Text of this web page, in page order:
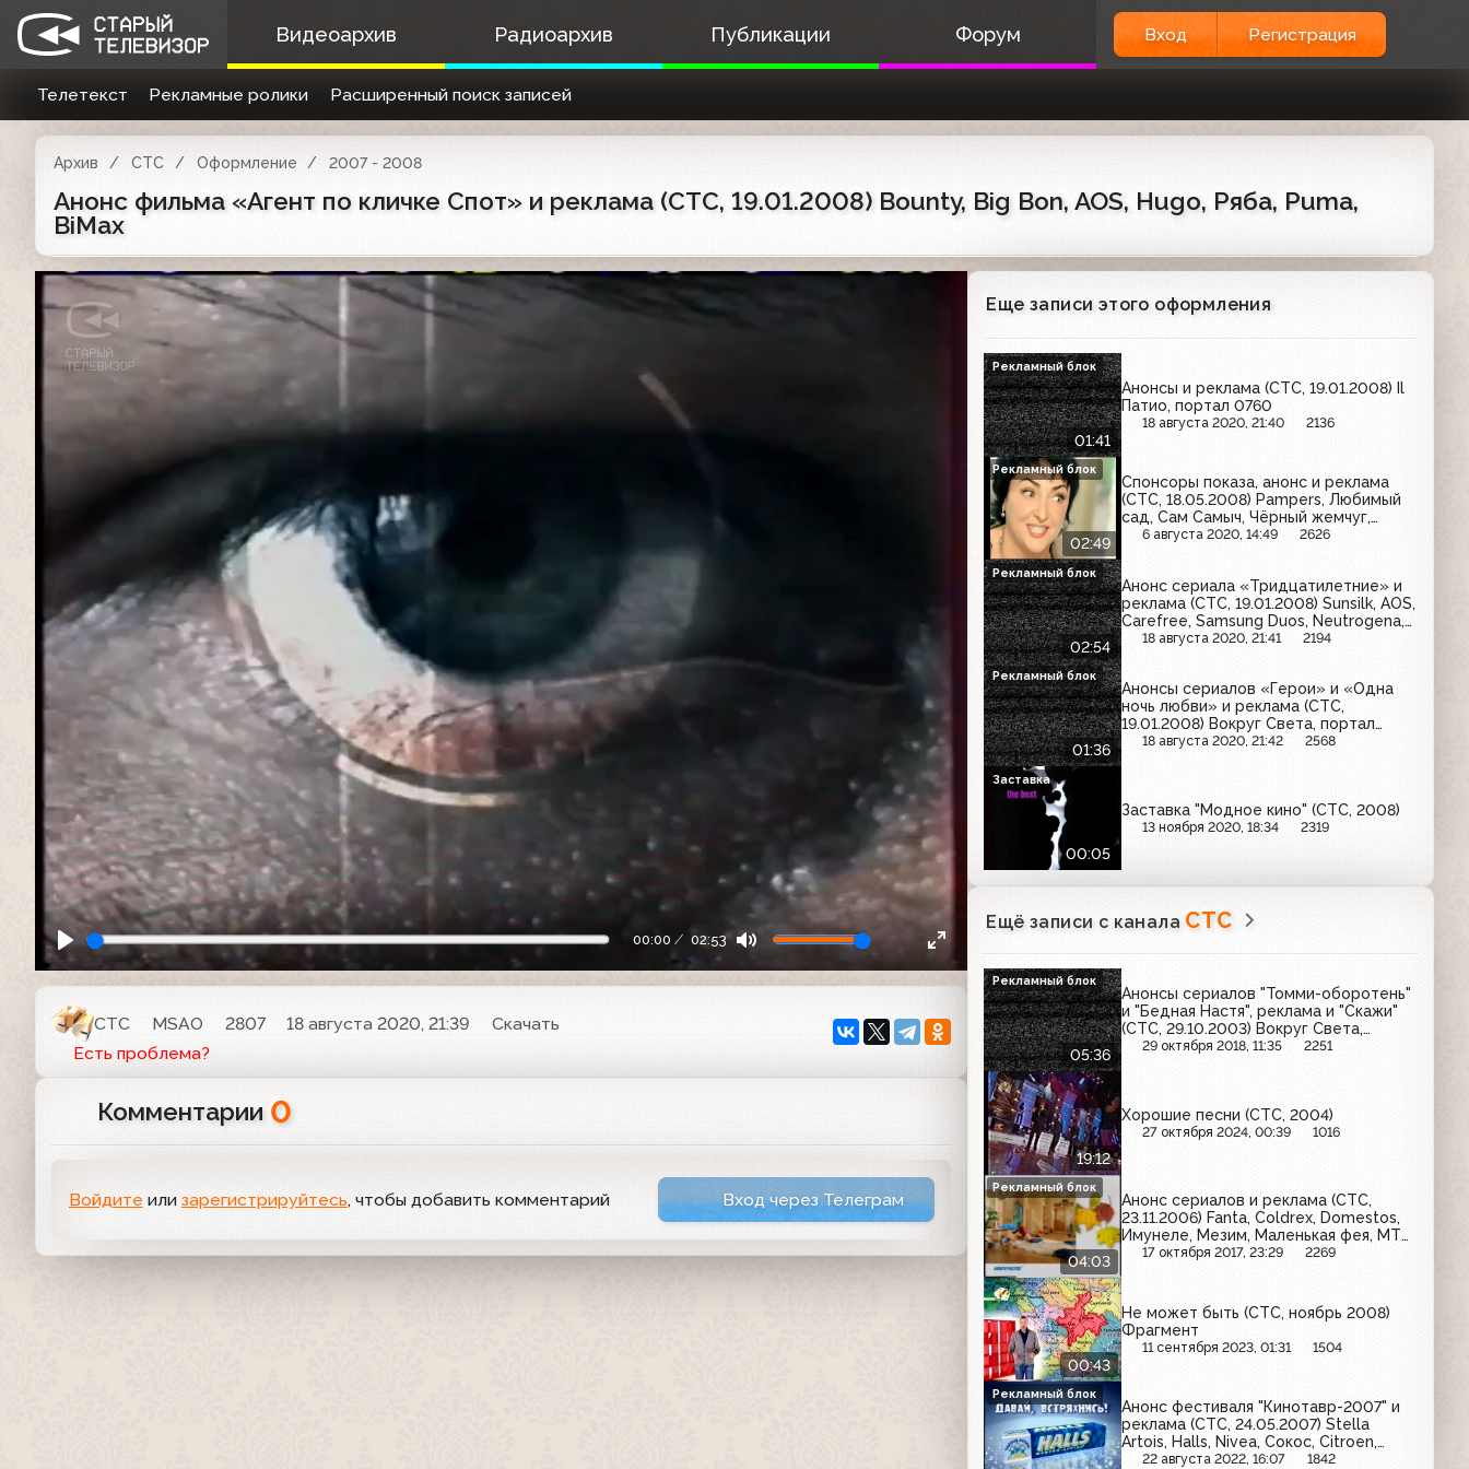
Видеоархив Радиоархив Публикации Форум Вход Регистрация
Телетекст Рекламные ролики Расширенный поиск записей
Архив СТС Оформление 2007 - 2008
Анонс фильма «Агент по кличке Спот» и реклама (СТС, 19.01.2008) Bounty, Big Bon, AOS, Hugo, Ряба, Puma,
BiMax
00:00 02:53
СТС MSAO 2807 18 августа 2020, 21:39
Скачать
Есть проблема?
Комментарии 0
Войдите или зарегистрируйтесь, чтобы добавить комментарий Вход через Телеграм
Еще записи этого оформления
01:41
Анонсы и реклама (СТС, 19.01.2008) Il
Патио, портал 0760
18 августа 2020, 21:40 2136
Рекламный блок
02:49
Спонсоры показа, анонс и реклама
(СТС, 18.05.2008) Pampers, Любимый
сад, Сам Самыч, Чёрный жемчуг,
Naturella
6 августа 2020, 14:49 2626
Рекламный блок
02:54
Анонс сериала «Тридцатилетние» и
реклама (СТС, 19.01.2008) Sunsilk, AOS,
Carefree, Samsung Duos, Neutrogena,
Sorti18 августа 2020, 21:41 2194
Рекламный блок
01:36
Анонсы сериалов «Герои» и «Одна
ночь любви» и реклама (СТС,
19.01.2008) Вокруг Света, портал
0760
18 августа 2020, 21:42 2568
Рекламный блок
00:05
Заставка "Модное кино" (СТС, 2008)
13 ноября 2020, 18:34 2319
Заставка
Ещё записи с канала СТС
05:36
Анонсы сериалов "Томми-оборотень"
и "Бедная Настя", реклама и "Скажи"
(СТС, 29.10.2003) Вокруг Света,
Эрмигурт Ehrmann, Весёлый
29 октября 2018, 11:35 2251
Рекламный блок
19:12
Хорошие песни (СТС, 2004)
27 октября 2024, 00:39 1016
04:03
Анонс сериалов и реклама (СТС,
23.11.2006) Fanta, Coldrex, Domestos,
Имунеле, Мезим, Маленькая фея, МТС,
Burn17 октября 2017, 23:29 2269
Рекламный блок
00:43
Не может быть (СТС, ноябрь 2008)
Фрагмент
11 сентября 2023, 01:31 1504
Анонс фестиваля "Кинотавр-2007" и
реклама (СТС, 24.05.2007) Stella
Artois, Halls, Nivea, Сокос, Citroen,
Роллтон, Билайн, Head&Shoulders,
22 августа 2022, 16:07 1842
Рекламный блок